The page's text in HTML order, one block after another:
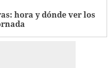
hora y dónde ver los